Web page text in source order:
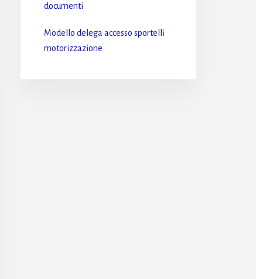
documenti​
Modello delega accesso sportelli
motorizzazione​